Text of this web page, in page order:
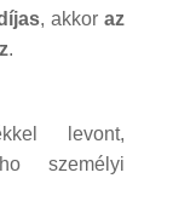
, akkor az
.
levont,
személyi